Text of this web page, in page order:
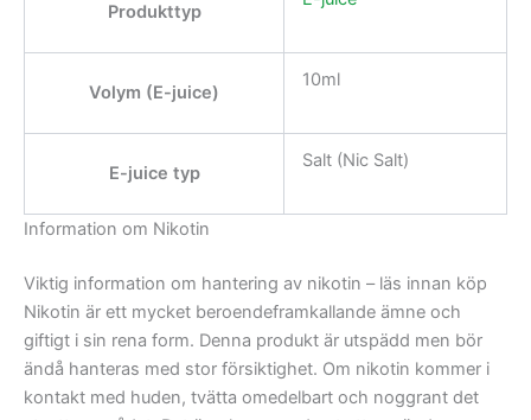
Produkttyp
Volym (E-juice)
10ml
E-juice typ
Salt (Nic Salt)
Information om Nikotin
Viktig information om hantering av nikotin – läs innan köp
Nikotin är ett mycket beroendeframkallande ämne och
giftigt i sin rena form. Denna produkt är utspädd men bör
ändå hanteras med stor försiktighet. Om nikotin kommer i
kontakt med huden, tvätta omedelbart och noggrant det